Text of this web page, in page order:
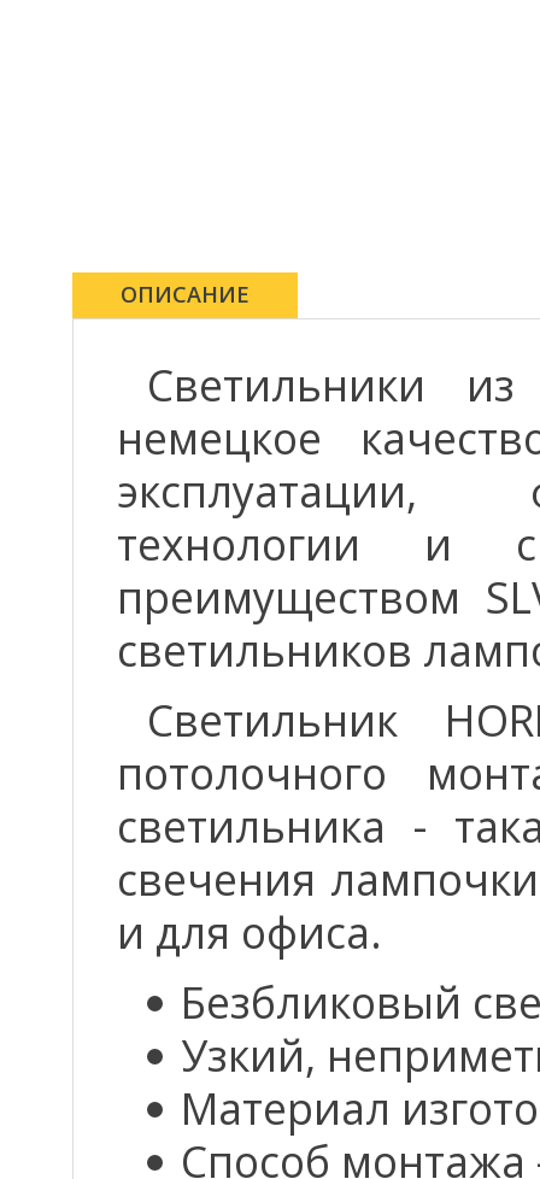
ОПИСАНИЕ
Светильники
немецкое
эксплуатации,
технологии и
преимуществом
светильников
Светильник
потолочного
светильника -
свечения
и для офиса.
Безбликовый
Узкий,
Материал
Способ